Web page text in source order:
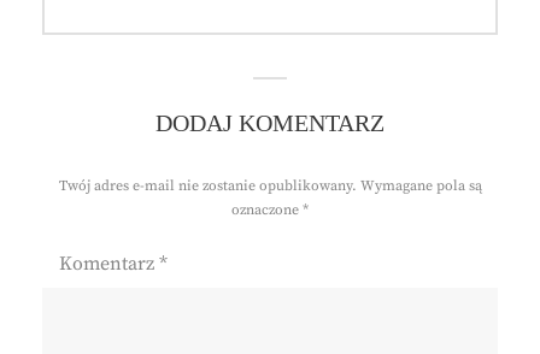
DODAJ KOMENTARZ
Twój adres e-mail nie zostanie opublikowany. Wymagane pola są
oznaczone *
Komentarz *